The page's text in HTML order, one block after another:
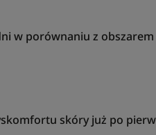
w porównaniu z
skóry już po